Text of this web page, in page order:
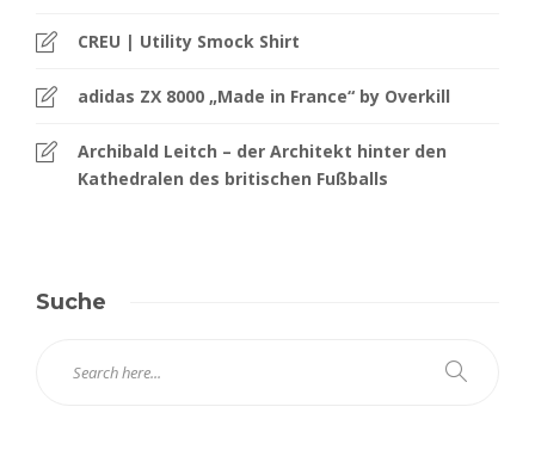
CREU | Utility Smock Shirt
adidas ZX 8000 „Made in France“ by Overkill
Archibald Leitch – der Architekt hinter den
Kathedralen des britischen Fußballs
Suche